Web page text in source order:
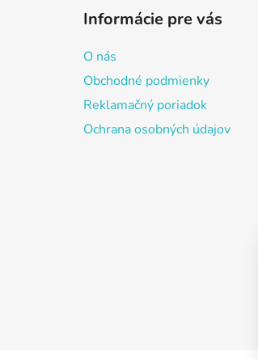
Informácie pre vás
O nás
Obchodné podmienky
Reklamačný poriadok
Ochrana osobných údajov